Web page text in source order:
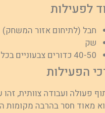
לפעילות
חבל (לתיחום אזור המשחק)
שק
40-50 כדורים צבעוניים בכל מיני צבעים (כדורי ג'ימבורי)
הפעילות
פעולה ועבודה צוותית,
מאוד חסר בהרבה מקומות